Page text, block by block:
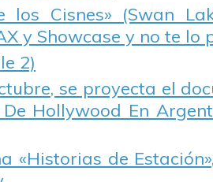
los Cisnes» (Swan
y Showcase y no te lo
2)
se proyecta el
Hollywood En
«Historias de